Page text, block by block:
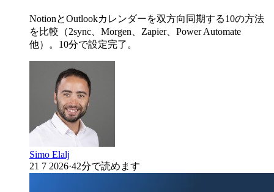
NotionとOutlookカレンダーを双方向同期する10の方法
を比較（2sync、Morgen、Zapier、Power Automate
他）。10分で設定完了。
Simo Elalj
21 7 2026·42分で読めます